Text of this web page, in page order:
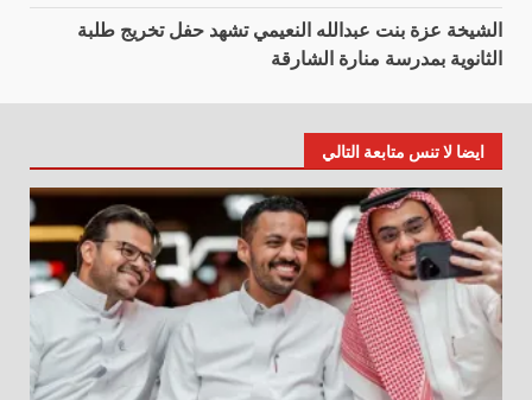
الشيخة عزة بنت عبدالله النعيمي تشهد حفل تخريج طلبة
الثانوية بمدرسة منارة الشارقة
ايضا لا تنس متابعة التالي